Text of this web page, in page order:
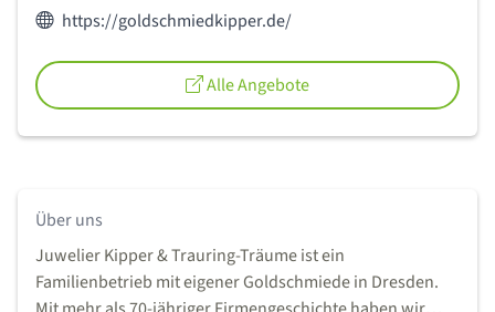
Webseite des Anbieters:
https://goldschmiedkipper.de/
Alle Angebote
Über uns
Juwelier Kipper & Trauring-Träume ist ein
Familienbetrieb mit eigener Goldschmiede in Dresden.